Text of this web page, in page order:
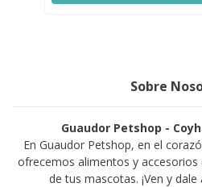
Sobre
Guaudor Petshop -
En Guaudor Petshop, en el
ofrecemos alimentos y accesorios
de tus mascotas. ¡Ven y